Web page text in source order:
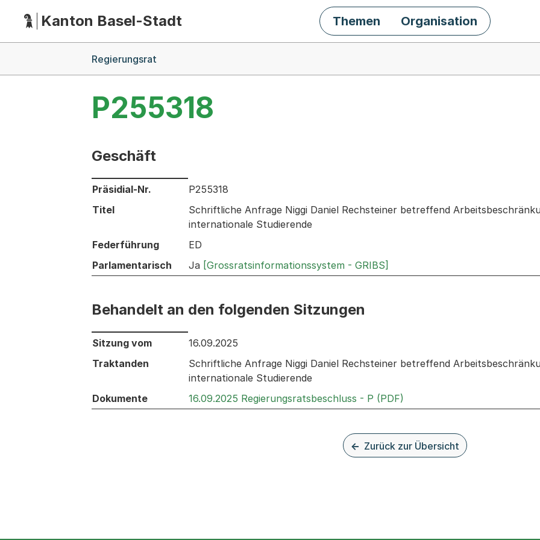
HauptnavigationKanton Basel-Stadt Themen Organisation
Regierungsrat
P255318
Geschäft
Informationen zum Ausgewählten Geschäft
Präsidial-Nr.
P255318
Titel
Schriftliche Anfrage Niggi Daniel Rechsteiner betreffend
internationale Studierende
Federführung
ED
Parlamentarisch
Ja [Grossratsinformationssystem - GRIBS]
Behandelt an den folgenden Sitzungen
Behandelt an den folgenden Sitzungen: Informationen zu den Sitzungen zum Geschäft
Sitzung vom
16.09.2025
Traktanden
Schriftliche Anfrage Niggi Daniel Rechsteiner betreffend
internationale Studierende
Dokumente
16.09.2025 Regierungsratsbeschluss - P (PDF)
Zurück zur Übersicht